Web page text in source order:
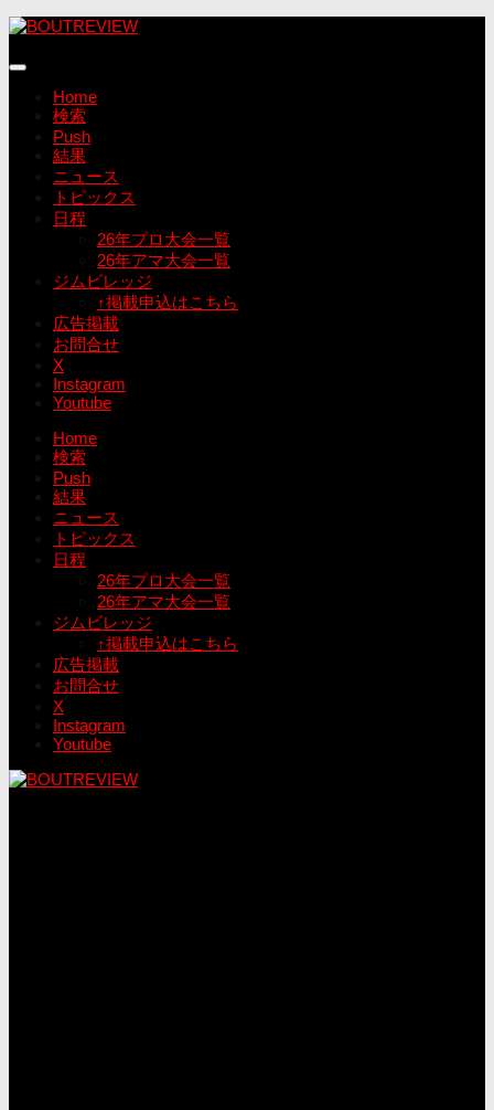
コ
テ
Home
検索
Push
結果
ニュース
トピックス
日程
26年プロ大会一覧
26年アマ大会一覧
ジムビレッジ
↑掲載申込はこちら
広告掲載
お問合せ
X
Instagram
Youtube
Home
検索
Push
結果
ニュース
トピックス
日程
26年プロ大会一覧
26年アマ大会一覧
ジムビレッジ
↑掲載申込はこちら
広告掲載
お問合せ
X
Instagram
Youtube